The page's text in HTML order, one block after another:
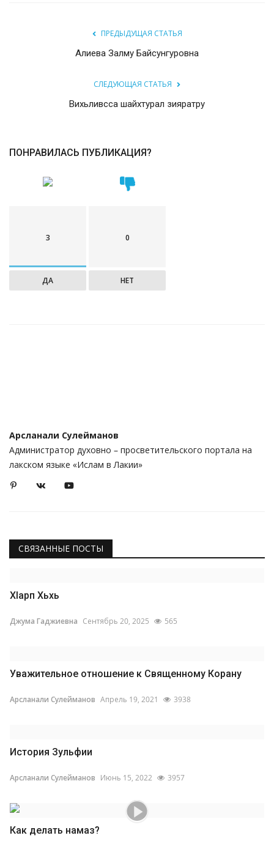
ПРЕДЫДУЩАЯ СТАТЬЯ
Алиева Залму Байсунгуровна
СЛЕДУЮЩАЯ СТАТЬЯ
Вихьливсса шайхтурал зияратру
ПОНРАВИЛАСЬ ПУБЛИКАЦИЯ?
3
ДА
0
НЕТ
Арсланали Сулейманов
Администратор духовно – просветительского портала на
лакском языке «Ислам в Лакии»
СВЯЗАННЫЕ ПОСТЫ
Хlарп Хьхь
Джума Гаджиевна Сентябрь 20, 2025 565
Уважительное отношение к Священному Корану
Арсланали Сулейманов Апрель 19, 2021 3938
История Зульфии
Арсланали Сулейманов Июнь 15, 2022 3957
Как делать намаз?